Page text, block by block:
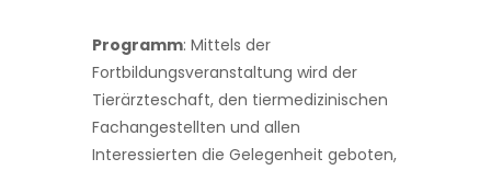
Programm: Mittels der
Fortbildungsveranstaltung wird der
Tierärzteschaft, den tiermedizinischen
Fachangestellten und allen
Interessierten die Gelegenheit geboten,